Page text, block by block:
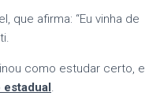
que afirma: “Eu vinha de
como estudar certo, e
.